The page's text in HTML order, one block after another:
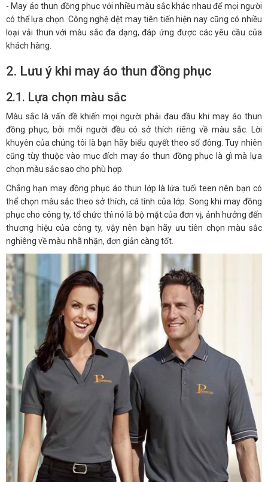
- May áo thun đồng phục với nhiều màu sắc khác nhau để mọi người
có thể lựa chọn. Công nghệ dệt may tiên tiến hiện nay cũng có nhiều
loại vải thun với màu sắc đa dạng, đáp ứng được các yêu cầu của
khách hàng.
2. Lưu ý khi may áo thun đồng phục
2.1. Lựa chọn màu sắc
Màu sắc là vấn đề khiến mọi người phải đau đầu khi may áo thun
đồng phục, bởi mỗi người đều có sở thích riêng về màu sắc. Lời
khuyên của chúng tôi là bạn hãy biểu quyết theo số đông. Tuy nhiên
cũng tùy thuộc vào mục đích may áo thun đồng phục là gì mà lựa
chọn màu sắc sao cho phù hợp.
Chẳng hạn may đồng phục áo thun lớp là lứa tuổi teen nên bạn có
thể chọn màu sắc theo sở thích, cá tính của lớp. Song khi may đồng
phục cho công ty, tổ chức thì nó là bộ mặt của đơn vị, ảnh hưởng đến
thương hiệu của công ty, vậy nên bạn hãy ưu tiên chọn màu sắc
nghiêng về màu nhã nhặn, đơn giản càng tốt.